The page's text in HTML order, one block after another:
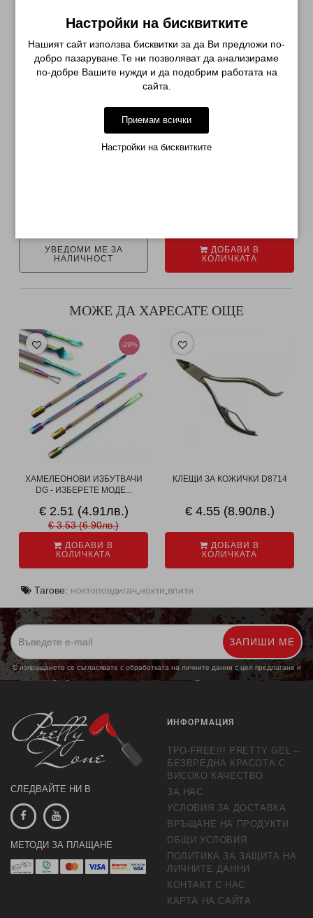
СВЪРЗАНИ ПРОДУКТИ
УВЕДОМИ МЕ ЗА
НАЛИЧНОСТ
ДОБАВИ В
КОЛИЧКАТА
МОЖЕ ДА ХАРЕСАТЕ ОЩЕ
-29%
ХАМЕЛЕОНОВИ ИЗБУТВАЧИ
DG - ИЗБЕРЕТЕ МОДЕ...
€ 2.51 (4.91лв.)
€ 3.53 (6.90лв.)
ДОБАВИ В
КОЛИЧКАТА
КЛЕЩИ ЗА КОЖИЧКИ D8714
€ 4.55 (8.90лв.)
ДОБАВИ В
КОЛИЧКАТА
Тагове: ноктоповдигач нокти впити
ЗАПИШИ МЕ
С изпращането се съгласявате с обработката на личните данни с цел предлагане и
обработка на маркетингови предложения. Повече информация
СЛЕДВАЙТЕ НИ В
МЕТОДИ ЗА ПЛАЩАНЕ
ИНФОРМАЦИЯ
TPO-FREE!!! PRETTY GEL –
БЕЗВРЕДНА КРАСОТА С
ВИСОКО КАЧЕСТВО
ЗА НАС
УСЛОВИЯ ЗА ДОСТАВКА
ВРЪЩАНЕ НА ПРОДУКТИ
ОБЩИ УСЛОВИЯ
ПОЛИТИКА ЗА ЗАЩИТА НА
ЛИЧНИТЕ ДАННИ
КОНТАКТ С НАС
КАРТА НА САЙТА
Настройки на бисквитките
Нашият сайт използва бисквитки за да Ви предложи по-
добро пазаруване.Те ни позволяват да анализираме
по-добре Вашите нужди и да подобрим работата на
сайта.
Приемам всички
Настройки на бисквитките